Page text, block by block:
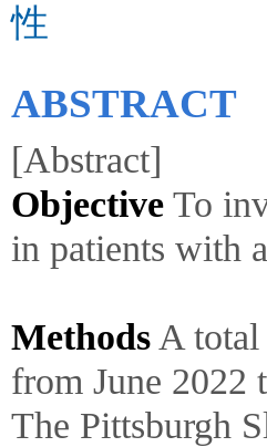
性
ABSTRACT
[Abstract]
Objective To
in patients with
Methods A
from June 2022
The Pittsburgh